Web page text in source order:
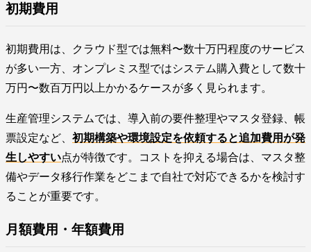
初期費用
初期費用は、クラウド型では無料〜数十万円程度のサービス
が多い一方、オンプレミス型ではシステム購入費として数十
万円〜数百万円以上かかるケースが多く見られます。
生産管理システムでは、導入前の要件整理やマスタ登録、帳
票設定など、 初期構築や環境設定を依頼すると追加費用が発
生しやすい点が特徴です。コストを抑える場合は、マスタ整
備やデータ移行作業をどこまで自社で対応できるかを検討す
ることが重要です。
月額費用・年額費用